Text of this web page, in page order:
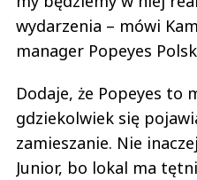
wydarzenia – mówi
manager Popeyes
Dodaje, że Popeyes to
gdziekolwiek się
zamieszanie. Nie
Junior, bo lokal ma